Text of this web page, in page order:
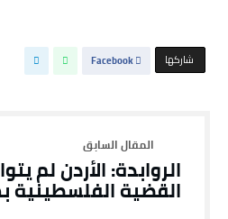
‫‫ شاركها‬ Facebook
الروابدة: الأردن لم
القضية الفلسطينية